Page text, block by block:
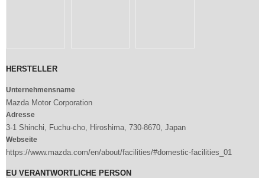
HERSTELLER
Unternehmensname
Mazda Motor Corporation
Adresse
3-1 Shinchi, Fuchu-cho, Hiroshima, 730-8670, Japan
Webseite
https://www.mazda.com/en/about/facilities/#domestic-facilities_01
EU VERANTWORTLICHE PERSON